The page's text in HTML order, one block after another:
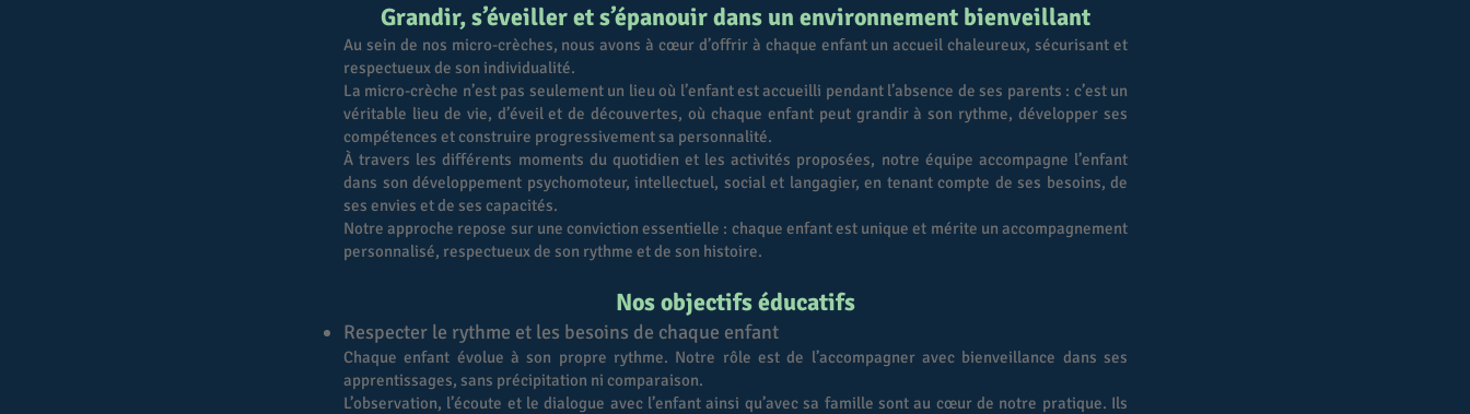
Grandir, s’éveiller et s’épanouir dans un environnement bienveillant
Au sein de nos micro-crèches, nous avons à cœur d’offrir à chaque enfant un accueil chaleureux, sécurisant et
respectueux de son individualité.
La micro-crèche n’est pas seulement un lieu où l’enfant est accueilli pendant l’absence de ses parents : c’est un
véritable lieu de vie, d’éveil et de découvertes, où chaque enfant peut grandir à son rythme, développer ses
compétences et construire progressivement sa personnalité.
À travers les différents moments du quotidien et les activités proposées, notre équipe accompagne l’enfant
dans son développement psychomoteur, intellectuel, social et langagier, en tenant compte de ses besoins, de
ses envies et de ses capacités.
Notre approche repose sur une conviction essentielle : chaque enfant est unique et mérite un accompagnement
personnalisé, respectueux de son rythme et de son histoire.
Nos objectifs éducatifs
Respecter le rythme et les besoins de chaque enfant
Chaque enfant évolue à son propre rythme. Notre rôle est de l’accompagner avec bienveillance dans ses
apprentissages, sans précipitation ni comparaison.
L’observation, l’écoute et le dialogue avec l’enfant ainsi qu’avec sa famille sont au cœur de notre pratique. Ils